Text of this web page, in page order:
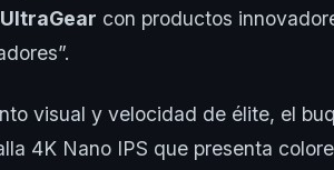
UltraGear con productos
visual y velocidad de élite, el
4K Nano IPS que presenta